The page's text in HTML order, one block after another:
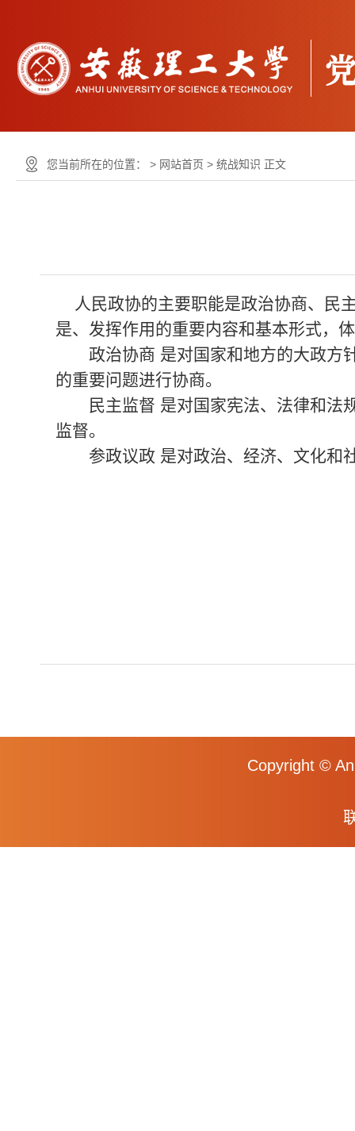
您当前所在的位置： > 网站首页 > 统战知识 正文
人民政协的主要职能是政治协商、民
是、发挥作用的重要内容和基本形式，
政治协商 是对国家和地方的大政方针
的重要问题进行协商。
民主监督 是对国家宪法、法律和法规
监督。
参政议政 是对政治、经济、文化和社
Copyright ©